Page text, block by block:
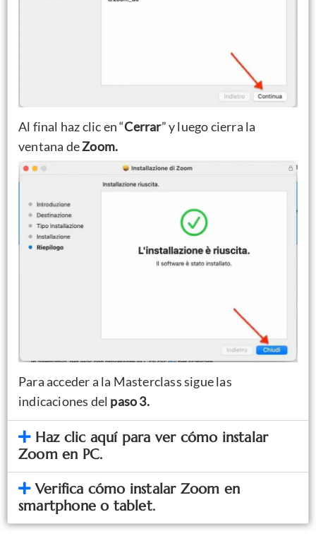
Al final haz clic en “Cerrar” y luego cierra la
ventana deZoom.
Para acceder a la Masterclass sigue las
indicaciones del paso 3.
Haz clic aquí para ver cómo instalar
Zoom en PC.
Verifica cómo instalar Zoom en
smartphone o tablet.